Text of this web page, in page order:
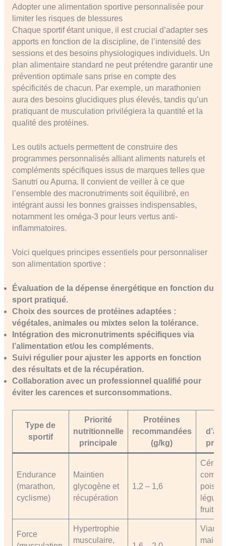
Adopter une alimentation sportive personnalisée pour
limiter les risques de blessures
Chaque sportif étant unique, il est crucial d’adapter ses
apports en fonction de la discipline, de l’intensité des
sessions et des besoins physiologiques individuels. Un
plan alimentaire standard ne peut prétendre garantir une
prévention optimale sans prise en compte des
spécificités de chacun. Par exemple, un marathonien
aura des besoins glucidiques plus élevés, tandis qu’un
pratiquant de musculation privilégiera la quantité et la
qualité des protéines.
Les outils actuels permettent de construire des
programmes personnalisés alliant aliments naturels et
compléments spécifiques issus de marques telles que
Sanutri ou Apurna. Il convient de veiller à ce que
l’ensemble des macronutriments soit équilibré, en
intégrant aussi les bonnes graisses indispensables,
notamment les oméga-3 pour leurs vertus anti-
inflammatoires.
Voici quelques principes essentiels pour personnaliser
son alimentation sportive :
Évaluation de la dépense énergétique en fonction du
sport pratiqué.
Choix des sources de protéines adaptées :
végétales, animales ou mixtes selon la tolérance.
Intégration des micronutriments spécifiques via
l’alimentation et/ou les compléments.
Suivi régulier pour ajuster les apports en fonction
des résultats et de la récupération.
Collaboration avec un professionnel qualifié pour
éviter les carences et surconsommations.
Type de
sportif
Priorité
nutritionnelle
principale
Protéines
recommandées
(g/kg)
Endurance
(marathon,
cyclisme)
Maintien
glycogène et
récupération
1,2 – 1,6
fruits
Force
Hypertrophie
musculaire,
Viande